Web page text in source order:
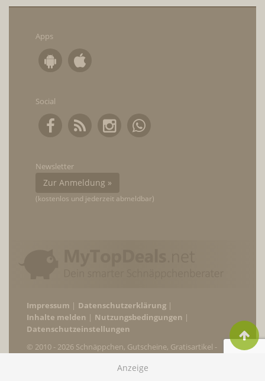
Apps
Social
Newsletter
Zur Anmeldung »
(kostenlos und jederzeit abmeldbar)
Impressum
Datenschutzerklärung
Inhalte melden
Nutzungsbedingungen
Datenschutzeinstellungen
© 2010 - 2026 Schnäppchen, Gutscheine, Gratisartikel -